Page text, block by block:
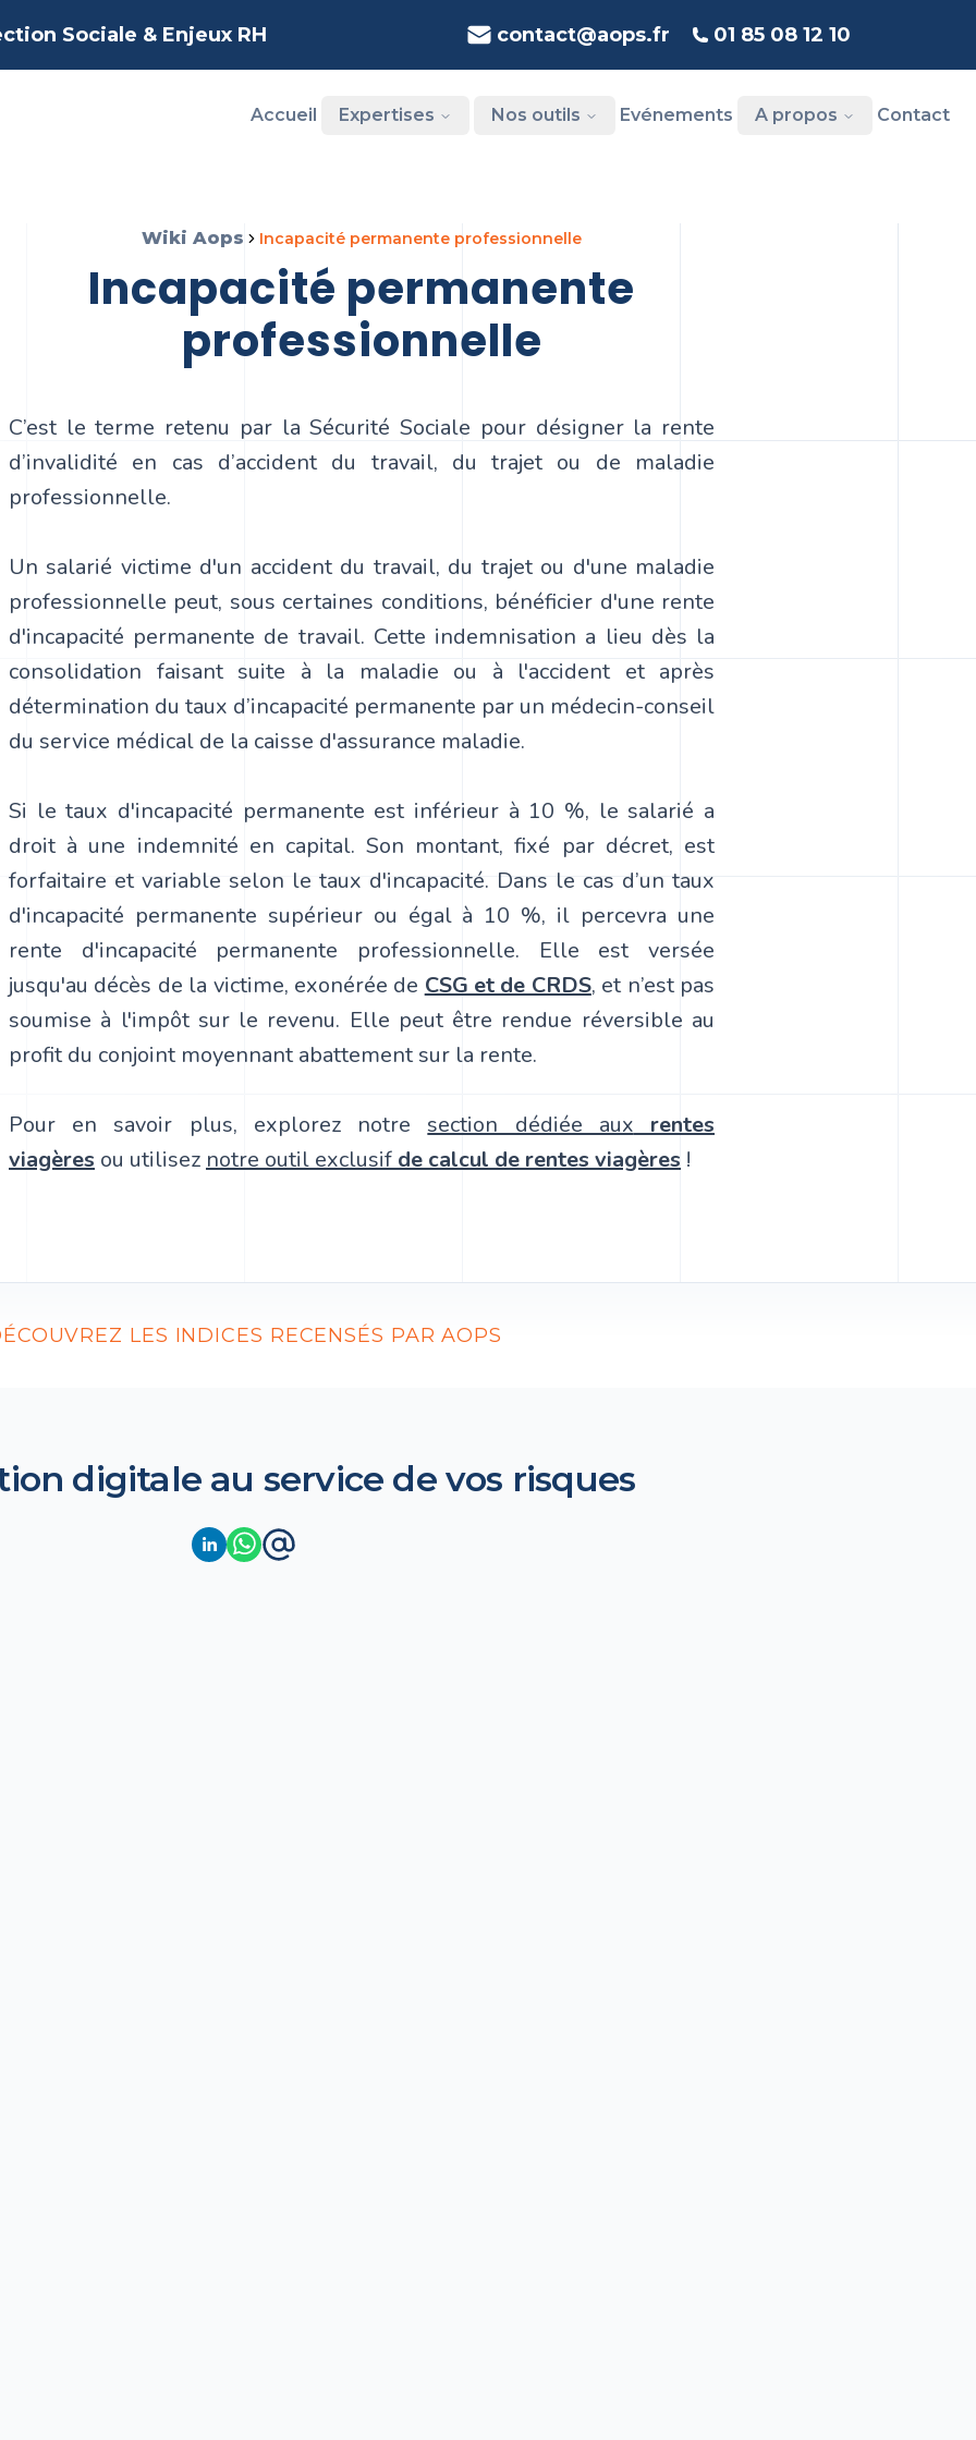
Sociale & Enjeux RH contact@aops.fr 01 85 08 12 10
Accueil Expertises Nos outils Evénements A propos Contact
Wiki Aops incapacité permanente professionnelle
incapacité permanente
professionnelle
C’est le terme retenu par la Sécurité Sociale pour désigner la rente
d’invalidité en cas d’accident du travail, du trajet ou de maladie
professionnelle.
Un salarié victime d'un accident du travail, du trajet ou d'une maladie
professionnelle peut, sous certaines conditions, bénéficier d'une rente
d'incapacité permanente de travail. Cette indemnisation a lieu dès la
consolidation faisant suite à la maladie ou à l'accident et après
détermination du taux d’incapacité permanente par un médecin-conseil
du service médical de la caisse d'assurance maladie.
Si le taux d'incapacité permanente est inférieur à 10 %, le salarié a
droit à une indemnité en capital. Son montant, fixé par décret, est
forfaitaire et variable selon le taux d'incapacité. Dans le cas d’un taux
d'incapacité permanente supérieur ou égal à 10 %, il percevra une
rente d'incapacité permanente professionnelle. Elle est versée
jusqu'au décès de la victime, exonérée de CSG et de CRDS, et n’est pas
soumise à l'impôt sur le revenu. Elle peut être rendue réversible au
profit du conjoint moyennant abattement sur la rente.
Pour en savoir plus, explorez notre section dédiée aux rentes
viagères ou utilisez notre outil exclusif de calcul de rentes viagères !
LES INDICES RECENSÉS PAR AOPS
digitale au service de vos risques